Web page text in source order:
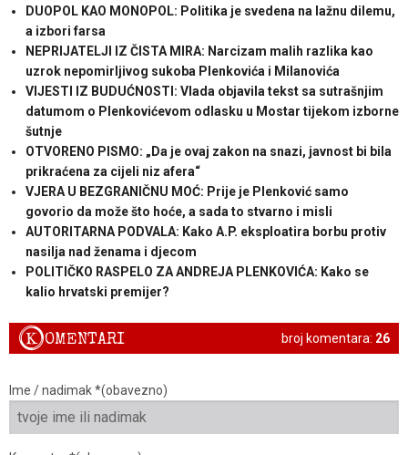
DUOPOL KAO MONOPOL: Politika je svedena na lažnu dilemu,
a izbori farsa
NEPRIJATELJI IZ ČISTA MIRA: Narcizam malih razlika kao
uzrok nepomirljivog sukoba Plenkovića i Milanovića
VIJESTI IZ BUDUĆNOSTI: Vlada objavila tekst sa sutrašnjim
datumom o Plenkovićevom odlasku u Mostar tijekom izborne
šutnje
OTVORENO PISMO: „Da je ovaj zakon na snazi, javnost bi bila
prikraćena za cijeli niz afera“
VJERA U BEZGRANIČNU MOĆ: Prije je Plenković samo
govorio da može što hoće, a sada to stvarno i misli
AUTORITARNA PODVALA: Kako A.P. eksploatira borbu protiv
nasilja nad ženama i djecom
POLITIČKO RASPELO ZA ANDREJA PLENKOVIĆA: Kako se
kalio hrvatski premijer?
broj komentara: 26
KOMENTARI
Ime / nadimak *(obavezno)